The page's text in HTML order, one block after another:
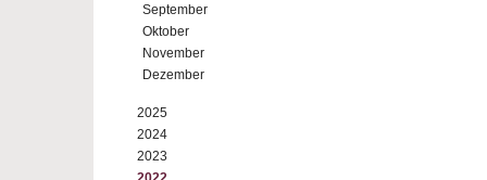
September
Oktober
November
Dezember
2025
2024
2023